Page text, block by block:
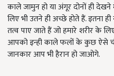
काले जामुन हो या अंगूर दोनों ही
लिए भी उतने ही अच्छे होते हैं. इतना
तत्व पाए जाते हैं जो हमारे शरीर के
आपको इन्ही काले फलों के कुछ ऐसे
जानकार आप भी हैरान हो जाओगे.